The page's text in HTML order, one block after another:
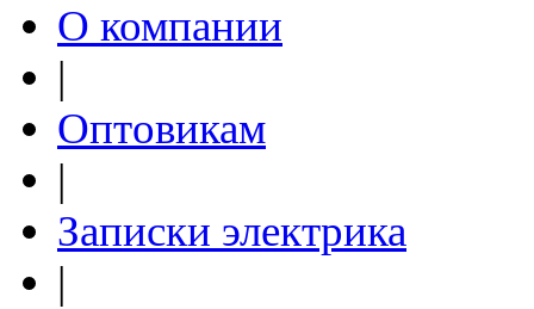
О компании
|
Оптовикам
|
Записки электрика
|